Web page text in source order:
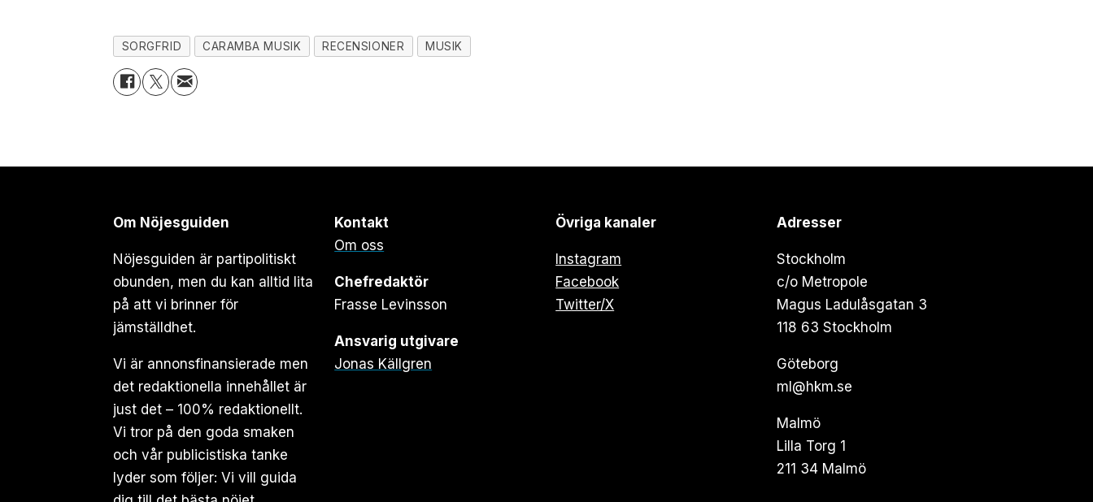
SORGFRID CARAMBA MUSIK RECENSIONER MUSIK
Om Nöjesguiden
Nöjesguiden är partipolitiskt
obunden, men du kan alltid lita
på att vi brinner för
jämställdhet.
Vi är annonsfinansierade men
det redaktionella innehållet är
just det – 100% redaktionellt.
Vi tror på den goda smaken
och vår publicistiska tanke
lyder som följer: Vi vill guida
Kontakt
Om oss
Chefredaktör
Frasse Levinsson
Ansvarig utgivare
Jonas Källgren
Övriga kanaler
Instagram
Facebook
Twitter/X
Adresser
Stockholm
c/o Metropole
Magus Ladulåsgatan 3
118 63 Stockholm
Göteborg
ml@hkm.se
Malmö
Lilla Torg 1
211 34 Malmö